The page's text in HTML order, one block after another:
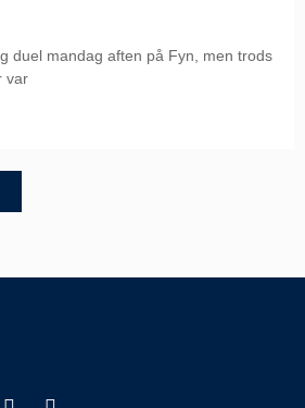
duel mandag aften på Fyn, men trods
var